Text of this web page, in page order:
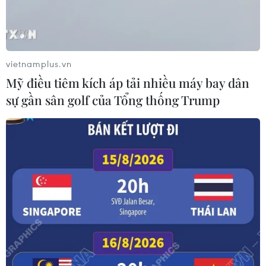
Hàn Quốc nối lại đường bay
Incheon-TP Hồ Chí Minh
07/08/2026 04:28
Xem thêm
CƠ QUAN CHỦ QUẢN: THÔNG TẤN XÃ VIỆT NAM
Tổng Biên tập: TRẦN TIẾN DUẨN
Phó Tổng Biên tập: NGUYỄN THỊ TÁM, KHÚC THANH
THỦY
vietnamplus.vn
Mỹ điều tiêm kích áp tải nhiều máy bay dân
sự gần sân golf của Tổng thống Trump